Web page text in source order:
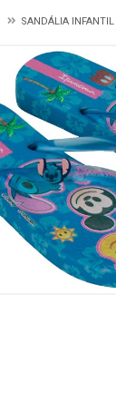
SANDÁLIA INFANTIL